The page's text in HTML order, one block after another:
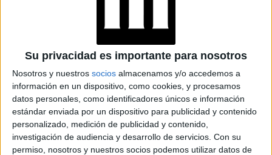
Su privacidad es importante para nosotros
Nosotros y nuestros socios almacenamos y/o accedemos a
información en un dispositivo, como cookies, y procesamos
datos personales, como identificadores únicos e información
estándar enviada por un dispositivo para publicidad y contenido
personalizado, medición de publicidad y contenido,
investigación de audiencia y desarrollo de servicios. Con su
permiso, nosotros y nuestros socios podemos utilizar datos de
SOCIEDAD
Pantallas y juguetes: cómo
criar hijos en equilibrio entre
lo digital y lo analógico
Espacio Publicitario